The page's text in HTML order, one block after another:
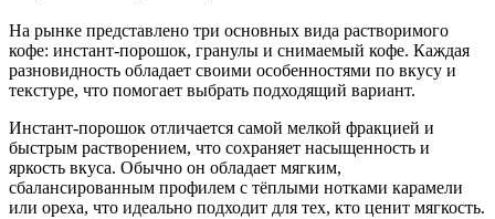
На рынке представлено три основных вида растворимого
кофе: инстант-порошок, гранулы и снимаемый кофе. Каждая
разновидность обладает своими особенностями по вкусу и
текстуре, что помогает выбрать подходящий вариант.
Инстант-порошок отличается самой мелкой фракцией и
быстрым растворением, что сохраняет насыщенность и
яркость вкуса. Обычно он обладает мягким,
сбалансированным профилем с тёплыми нотками карамели
или ореха, что идеально подходит для тех, кто ценит мягкость.